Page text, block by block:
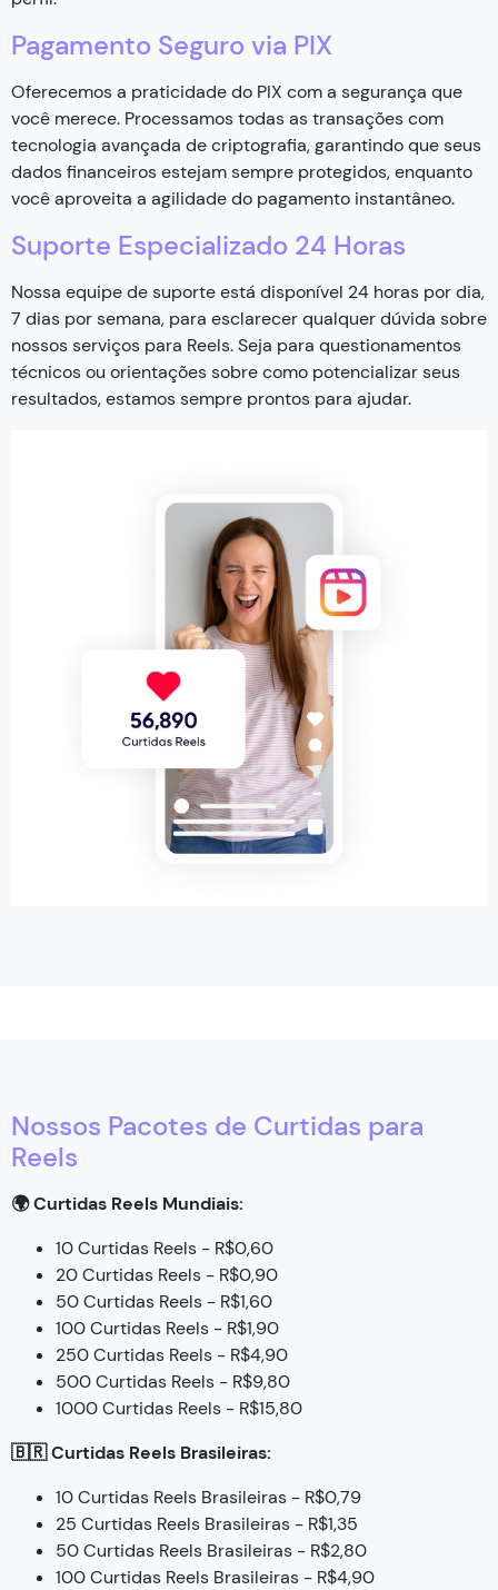
Pagamento Seguro via PIX
Oferecemos a praticidade do PIX com a segurança que
você merece. Processamos todas as transações com
tecnologia avançada de criptografia, garantindo que seus
dados financeiros estejam sempre protegidos, enquanto
você aproveita a agilidade do pagamento instantâneo.
Suporte Especializado 24 Horas
Nossa equipe de suporte está disponível 24 horas por dia,
7 dias por semana, para esclarecer qualquer dúvida sobre
nossos serviços para Reels. Seja para questionamentos
técnicos ou orientações sobre como potencializar seus
resultados, estamos sempre prontos para ajudar.
Nossos Pacotes de Curtidas para
Reels
🌍 Curtidas Reels Mundiais:
10 Curtidas Reels - R$0,60
20 Curtidas Reels - R$0,90
50 Curtidas Reels - R$1,60
100 Curtidas Reels - R$1,90
250 Curtidas Reels - R$4,90
500 Curtidas Reels - R$9,80
1000 Curtidas Reels - R$15,80
🇧🇷 Curtidas Reels Brasileiras:
10 Curtidas Reels Brasileiras - R$0,79
25 Curtidas Reels Brasileiras - R$1,35
50 Curtidas Reels Brasileiras - R$2,80
100 Curtidas Reels Brasileiras - R$4,90